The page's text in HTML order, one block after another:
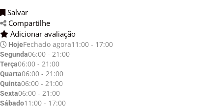
Salvar
Compartilhe
Adicionar avaliação
HojeFechado agora11:00 - 17:00
Segunda06:00 - 21:00
Terça06:00 - 21:00
Quarta06:00 - 21:00
Quinta06:00 - 21:00
Sexta06:00 - 21:00
Sábado11:00 - 17:00